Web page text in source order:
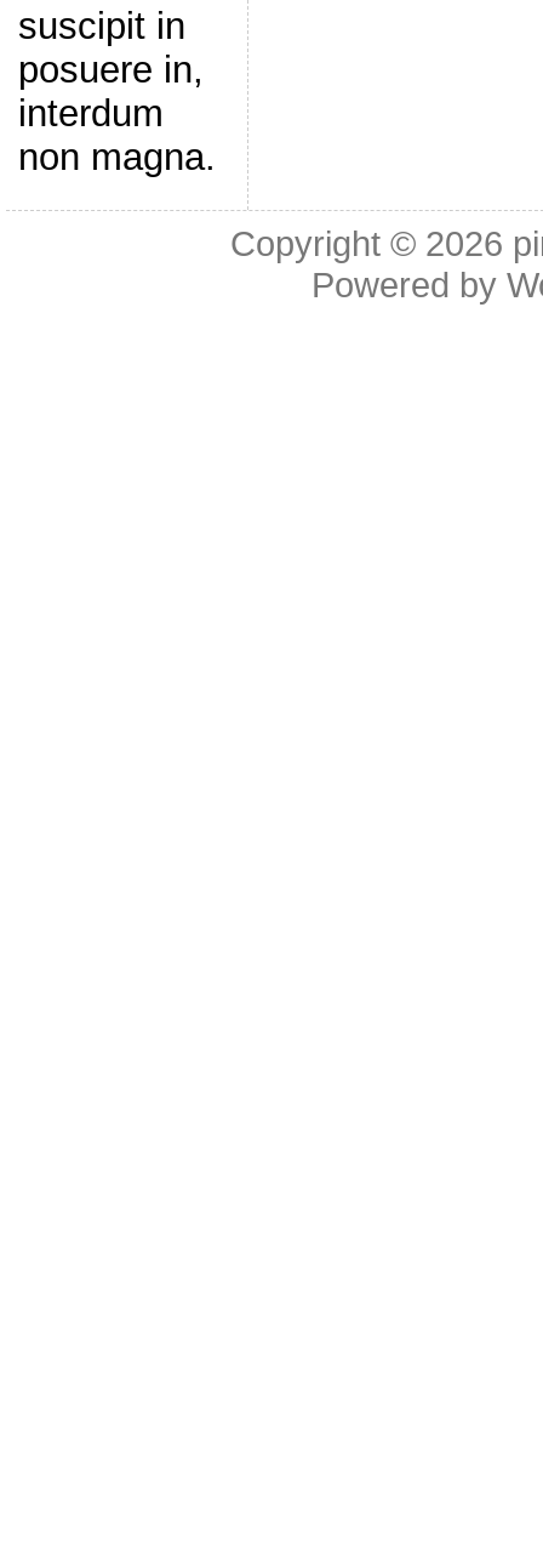
suscipit in
posuere in,
interdum
non magna.
Copyright © 2026
Powered by